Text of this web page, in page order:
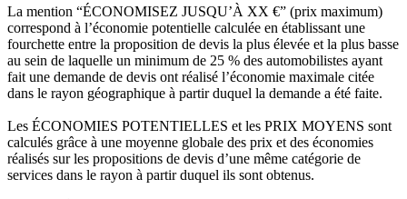
La mention “ÉCONOMISEZ JUSQU’À XX €” (prix maximum)
correspond à l’économie potentielle calculée en établissant une
fourchette entre la proposition de devis la plus élevée et la plus basse
au sein de laquelle un minimum de 25 % des automobilistes ayant
fait une demande de devis ont réalisé l’économie maximale citée
dans le rayon géographique à partir duquel la demande a été faite.
Les ÉCONOMIES POTENTIELLES et les PRIX MOYENS sont
calculés grâce à une moyenne globale des prix et des économies
réalisés sur les propositions de devis d’une même catégorie de
services dans le rayon à partir duquel ils sont obtenus.